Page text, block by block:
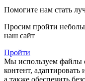
Помогите нам стать
Просим пройти
наш сайт
Пройти
Мы используем файлы
контент, адаптировать
а также обеспечить